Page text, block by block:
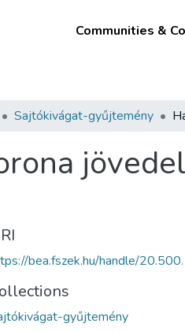
Communities &
Sajtókivágat-gyűjtemény
bea.fszek.hu/handle/
gyűjtemény